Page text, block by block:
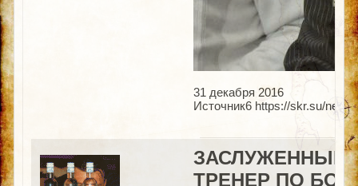
31 декабря 2016
Источник6 https://skr.su/
ЗАСЛУЖЕННЫЕ
ТРЕНЕР ПО